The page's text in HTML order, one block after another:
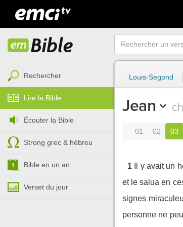
Rechercher
Lire la Bible
Écouter la Bible
Strong grec & hébreu
Bible en un an
Verset du jour
Louis-Segond
Jean
01 02 03
1
Il y avait un
et le salua en
signes
personne ne